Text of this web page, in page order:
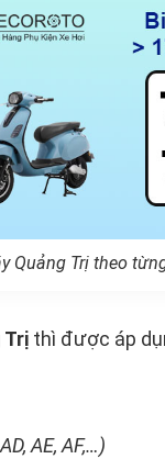
Quảng Trị theo
Trịthì được áp
AE, AF,…)